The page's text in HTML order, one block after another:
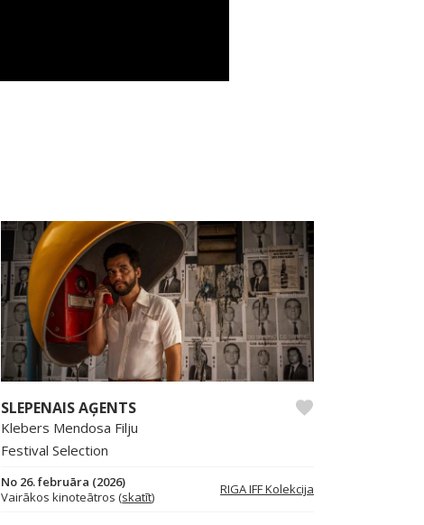
SLEPENAIS AĢENTS
Klebers Mendosa Filju
Festival Selection
No 26. februāra (2026)
Vairākos kinoteātros (skatīt) RIGA IFF Kolekcija